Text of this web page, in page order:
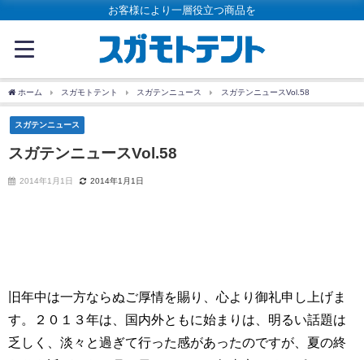
お客様により一層役立つ商品を
ホーム スガモトテント スガテンニュース スガテンニュースVol.58
スガテンニュース
スガテンニュースVol.58
2014年1月1日 2014年1月1日
旧年中は一方ならぬご厚情を賜り、心より御礼申し上げま
す。２０１３年は、国内外ともに始まりは、明るい話題は
乏しく、淡々と過ぎて行った感があったのですが、夏の終